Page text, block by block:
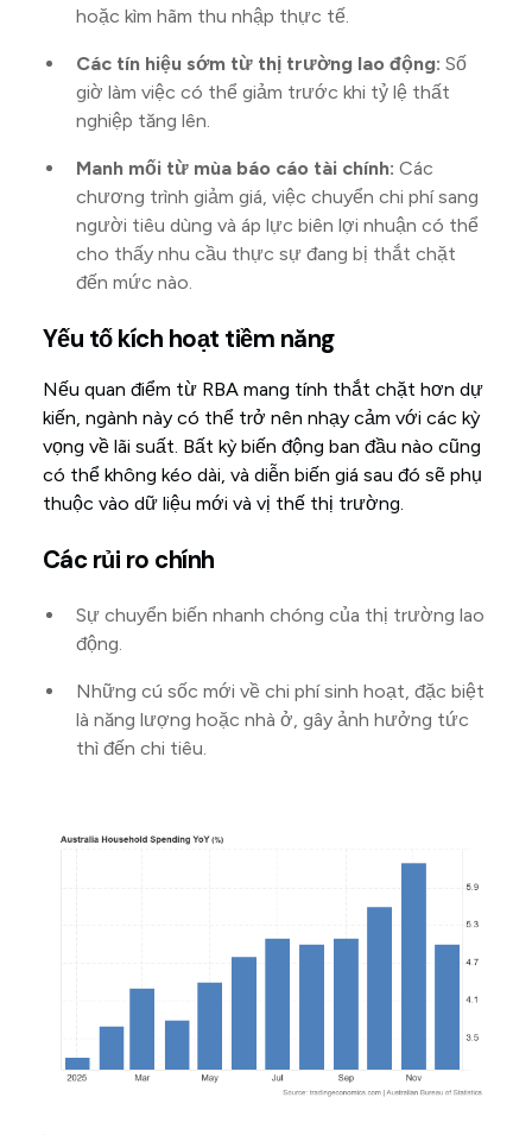
hoặc kìm hãm thu nhập thực tế.
Các tín hiệu sớm từ thị trường lao động: Số
giờ làm việc có thể giảm trước khi tỷ lệ thất
nghiệp tăng lên.
Manh mối từ mùa báo cáo tài chính: Các
chương trình giảm giá, việc chuyển chi phí sang
người tiêu dùng và áp lực biên lợi nhuận có thể
cho thấy nhu cầu thực sự đang bị thắt chặt
đến mức nào.
Yếu tố kích hoạt tiềm năng
Nếu quan điểm từ RBA mang tính thắt chặt hơn dự
kiến, ngành này có thể trở nên nhạy cảm với các kỳ
vọng về lãi suất. Bất kỳ biến động ban đầu nào cũng
có thể không kéo dài, và diễn biến giá sau đó sẽ phụ
thuộc vào dữ liệu mới và vị thế thị trường.
Các rủi ro chính
Sự chuyển biến nhanh chóng của thị trường lao
động.
Những cú sốc mới về chi phí sinh hoạt, đặc biệt
là năng lượng hoặc nhà ở, gây ảnh hưởng tức
thì đến chi tiêu.